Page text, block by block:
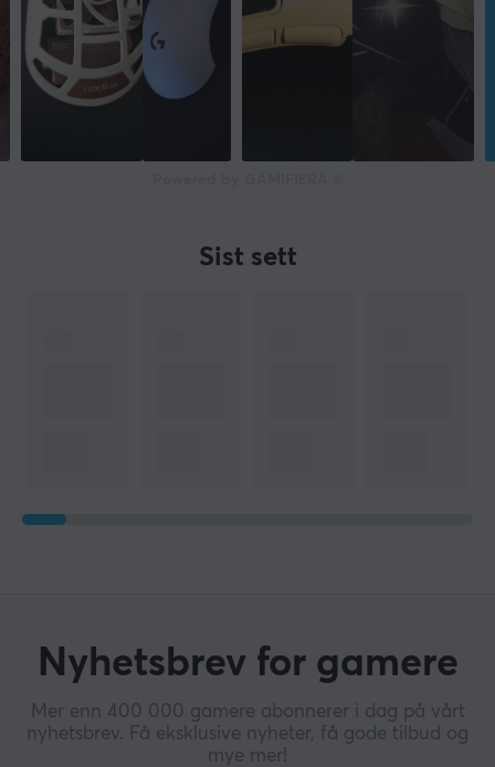
Sist sett
Nyhetsbrev for gamere
Mer enn 400 000 gamere abonnerer i dag på vårt
nyhetsbrev. Få eksklusive nyheter, få gode tilbud og
mye mer!